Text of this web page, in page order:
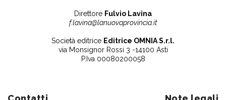
Direttore Fulvio Lavina
f.lavina@lanuovaprovincia.it
Società editrice Editrice OMNIA S.r.l.
via Monsignor Rossi 3 -14100 Asti
P.Iva 00080200058